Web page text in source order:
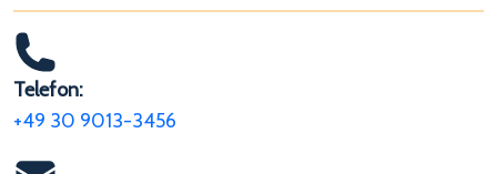
Telefon:
+49 30 9013-3456